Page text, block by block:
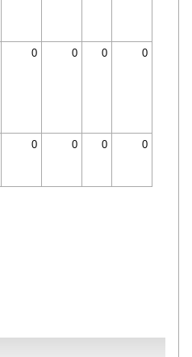
0 0 0 0
0 0 0 0